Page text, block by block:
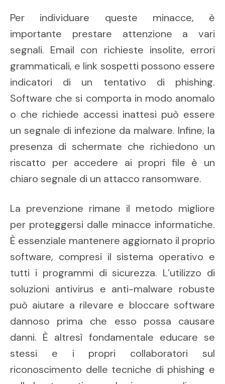
Per individuare queste minacce, è
importante prestare attenzione a vari
segnali. Email con richieste insolite, errori
grammaticali, e link sospetti possono essere
indicatori di un tentativo di phishing.
Software che si comporta in modo anomalo
o che richiede accessi inattesi può essere
un segnale di infezione da malware. Infine, la
presenza di schermate che richiedono un
riscatto per accedere ai propri file è un
chiaro segnale di un attacco ransomware.
La prevenzione rimane il metodo migliore
per proteggersi dalle minacce informatiche.
È essenziale mantenere aggiornato il proprio
software, compresi il sistema operativo e
tutti i programmi di sicurezza. L’utilizzo di
soluzioni antivirus e anti-malware robuste
può aiutare a rilevare e bloccare software
dannoso prima che esso possa causare
danni. È altresì fondamentale educare se
stessi e i propri collaboratori sul
riconoscimento delle tecniche di phishing e